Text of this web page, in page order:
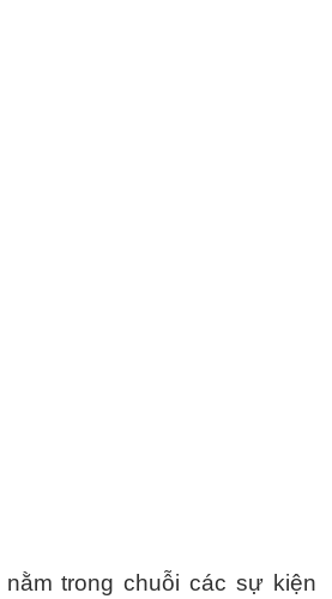
trong chuỗi các sự kiện